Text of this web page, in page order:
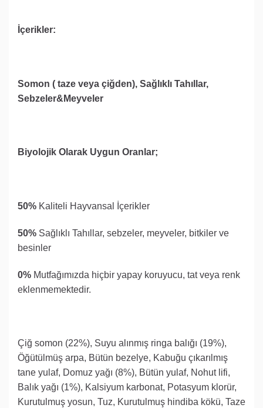
İçerikler:
Somon ( taze veya çiğden), Sağlıklı Tahıllar,
Sebzeler&Meyveler
Biyolojik Olarak Uygun Oranlar;
50% Kaliteli Hayvansal İçerikler
50% Sağlıklı Tahıllar, sebzeler, meyveler, bitkiler ve
besinler
0% Mutfağımızda hiçbir yapay koruyucu, tat veya renk
eklenmemektedir.
Çiğ somon (22%), Suyu alınmış ringa balığı (19%),
Öğütülmüş arpa, Bütün bezelye, Kabuğu çıkarılmış
tane yulaf, Domuz yağı (8%), Bütün yulaf, Nohut lifi,
Balık yağı (1%), Kalsiyum karbonat, Potasyum klorür,
Kurutulmuş yosun, Tuz, Kurutulmuş hindiba kökü, Taze